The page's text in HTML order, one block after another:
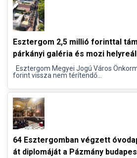
Esztergom 2,5 millió forinttal
párkányi galéria és mozi
Esztergom Megyei Jogú Város
forint vissza nem térítendő...
64 Esztergomban végzett
át diplomáját a Pázmány